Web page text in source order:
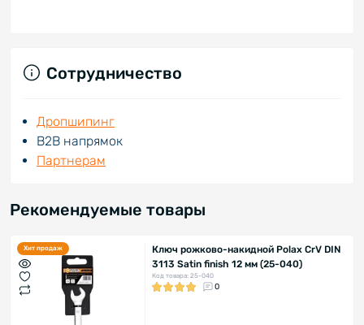
Сотрудничество
Дропшипинг
В2В напрямок
Партнерам
Рекомендуемые товары
Хит продаж
Ключ рожково-накидной Polax CrV DIN
3113 Satin finish 12 мм (25-040)
Код товара: 25-040
0